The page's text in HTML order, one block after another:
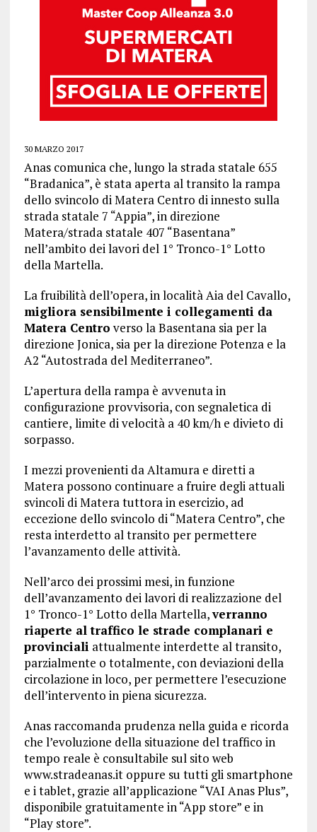
30 MARZO 2017
Anas comunica che, lungo la strada statale 655
“Bradanica”, è stata aperta al transito la rampa
dello svincolo di Matera Centro di innesto sulla
strada statale 7 “Appia”, in direzione
Matera/strada statale 407 “Basentana”
nell’ambito dei lavori del 1° Tronco-1° Lotto
della Martella.
La fruibilità dell’opera, in località Aia del Cavallo,
migliora sensibilmente i collegamenti da
Matera Centro verso la Basentana sia per la
direzione Jonica, sia per la direzione Potenza e la
A2 “Autostrada del Mediterraneo”.
L’apertura della rampa è avvenuta in
configurazione provvisoria, con segnaletica di
cantiere, limite divelocità a 40 km/he divieto di
sorpasso.
I mezzi provenienti da Altamura e diretti a
Matera possono continuare a fruire degli attuali
svincoli di Matera tuttora in esercizio, ad
eccezione dello svincolo di “Matera Centro”, che
resta interdetto al transito per permettere
l’avanzamento delle attività.
Nell’arco dei prossimi mesi, in funzione
dell’avanzamento dei lavori di realizzazione del
1° Tronco-1° Lotto della Martella,verranno
riaperte al traffico le strade complanari e
provinciali attualmente interdette al transito,
parzialmente o totalmente, con deviazioni della
circolazione in loco, per permettere l’esecuzione
dell’intervento in piena sicurezza.
Anas raccomanda prudenza nella guida e ricorda
che l’evoluzione della situazione del traffico in
tempo reale è consultabile sul sito web
www.stradeanas.it oppure su tutti gli smartphone
e i tablet, grazie all’applicazione “VAI Anas Plus”,
disponibile gratuitamente in “App store” e in
“Play store”.